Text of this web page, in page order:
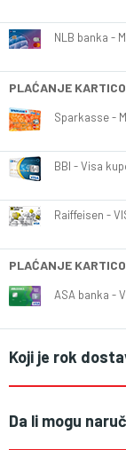
NLB banka -
PLAĆANJE
Sparkasse -
BBI - Visa
Raiffeisen -
PLAĆANJE
ASA banka -
Koji je rok
Da li mogu